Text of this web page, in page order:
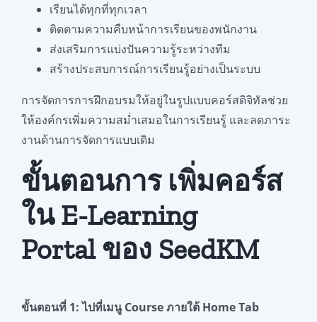
เรียนได้ทุกที่ทุกเวลา
ติดตามความคืบหน้าการเรียนของพนักงาน
ส่งเสริมการแบ่งปันความรู้ระหว่างทีม
สร้างประสบการณ์การเรียนรู้อย่างเป็นระบบ
การจัดการการฝึกอบรมให้อยู่ในรูปแบบคอร์สดิจิทัลช่วย
ให้องค์กรเพิ่มความสม่ำเสมอในการเรียนรู้ และลดภาระ
งานด้านการจัดการแบบเดิม
ขั้นตอนการ เพิ่มคอร์ส
ใน E-Learning
Portal ของ SeedKM
ขั้นตอนที่ 1: ไปที่เมนู Course ภายใต้ Home Tab